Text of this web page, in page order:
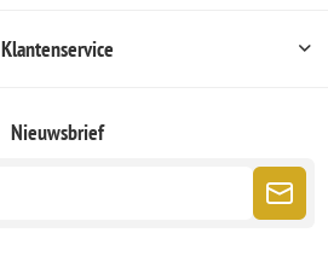
Klantenservice
Nieuwsbrief